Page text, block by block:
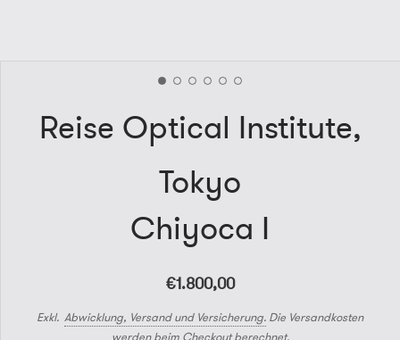
Reise Optical Institute,
Tokyo
Chiyoca I
€1.800,00
Exkl.Abwicklung, Versand und Versicherung. Die Versandkosten